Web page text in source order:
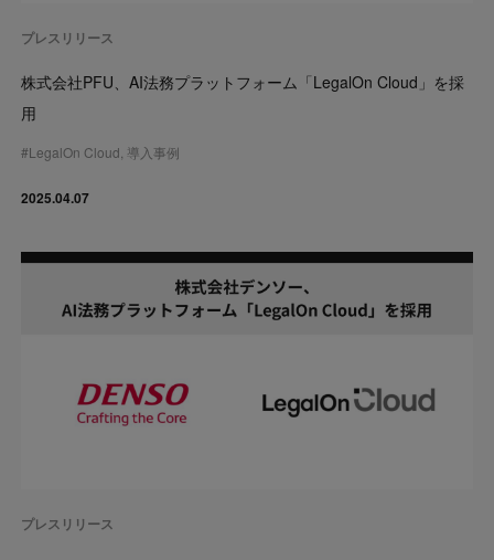
プレスリリース
株式会社PFU、AI法務プラットフォーム「LegalOn Cloud」を採
用
#LegalOn Cloud 導入事例
2025.04.07
プレスリリース